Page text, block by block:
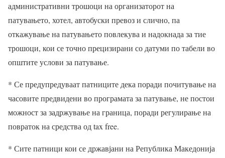
административни трошоци на организаторот на
патувањето, хотел, автобуски превоз и слично, па
откажување на патувањето повлекува и надокнада за тие
трошоци, кои се точно прецизирани со датуми по табели во
општите услови за патување.
* Се предупредуваат патниците дека поради почитување на
часовите предвидени во програмата за патување, не постои
можност за задржување на граница, поради регулирање на
повраток на средства од tax free.
* Сите патници кои се државјани на Република Македонија